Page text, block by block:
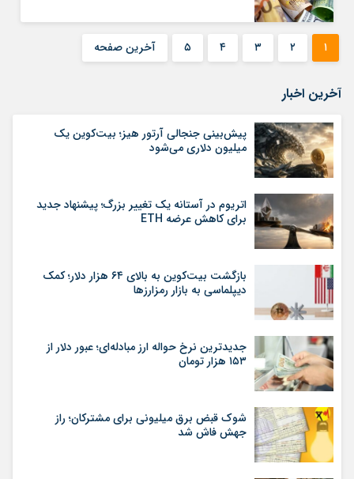
۱ ۲ ۳ ۴ ۵ آخرین صفحه
آخرین اخبار
پیش‌بینی جنجالی آرتور هیز؛ بیت‌کوین یک
میلیون دلاری می‌شود
اتریوم در آستانه یک تغییر بزرگ؛ پیشنهاد جدید
برای کاهش عرضه ETH
بازگشت بیت‌کوین به بالای ۶۴ هزار دلار؛ کمک
دیپلماسی به بازار رمزارزها
جدیدترین نرخ حواله ارز مبادله‌ای؛ عبور دلار از
۱۵۳ هزار تومان
شوک قبض برق میلیونی برای مشترکان؛ راز
جهش فاش شد